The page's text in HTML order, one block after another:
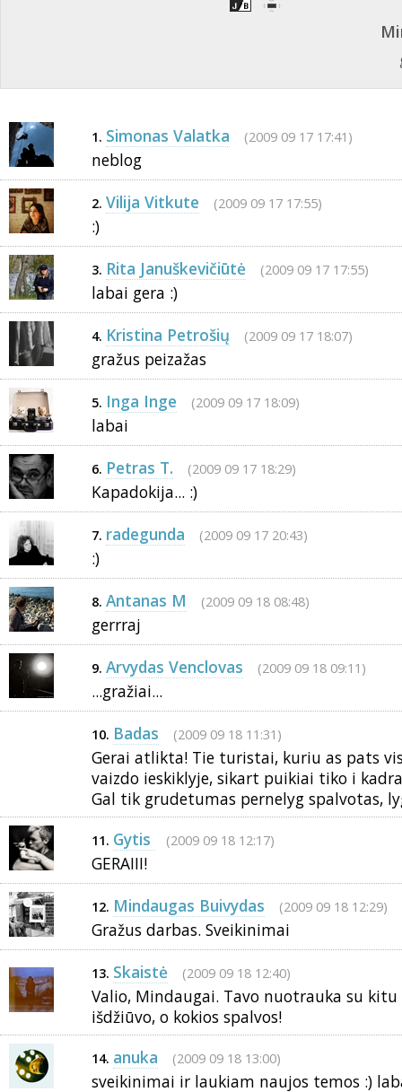
1. Simonas Valatka (2009 09 17 17:41)
neblog
2. Vilija Vitkute (2009 09 17 17:55)
:)
3. Rita Januškevičiūtė (2009 09 17 17:55)
labai gera :)
4. Kristina Petrošių (2009 09 17 18:07)
gražus peizažas
5. Inga Inge (2009 09 17 18:09)
labai
6. Petras T. (2009 09 17 18:29)
Kapadokija... :)
7. radegunda (2009 09 17 20:43)
:)
8. Antanas M (2009 09 18 08:48)
gerrraj
9. Arvydas Venclovas (2009 09 18 09:11)
...gražiai...
10. Badas (2009 09 18 11:31)
Gerai atlikta! Tie turistai, kuriu as pats
vaizdo ieskiklyje, sikart puikiai tiko i
Gal tik grudetumas pernelyg spalvotas,
11. Gytis (2009 09 18 12:17)
GERAIII!
12. Mindaugas Buivydas (2009 09 18 12:29)
Gražus darbas. Sveikinimai
13. Skaistė (2009 09 18 12:40)
Valio, Mindaugai. Tavo nuotrauka su
išdžiūvo, o kokios spalvos!
14. anuka (2009 09 18 13:00)
sveikinimai ir laukiam naujos temos :)